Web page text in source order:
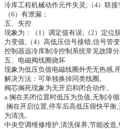
冷库工程机械动作元件失灵;（4）联
（6）有泄漏；
五、失控
现象为：（1）调定值有误;（2）定位
力变值;（4）高低压信号接错,信号管
控制器远冷库制冷控制系统常见故障分
五、电磁阀线圈烧坏
现象为低压负值电磁线圈外壳无热感,
解决方法：可单独换掉同类线圈。
阀芯搁死现象为无开启和闭合动作。
a.搁在关闭位置时低压为负值,无制冷循
.搁在开启位置,停车后高低压很快平
为清洗。
中央空调维修维护,清洗保养,节能改造